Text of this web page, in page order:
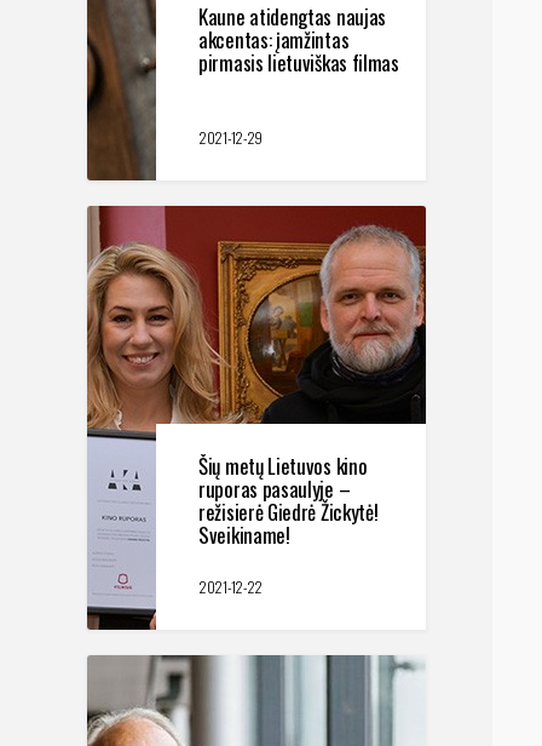
Kaune atidengtas naujas
akcentas: įamžintas
pirmasis lietuviškas filmas
2021-12-29
Šių metų Lietuvos kino
ruporas pasaulyje –
režisierė Giedrė Žickytė!
Sveikiname!
2021-12-22